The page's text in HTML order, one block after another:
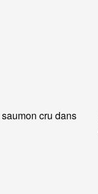
cru dans